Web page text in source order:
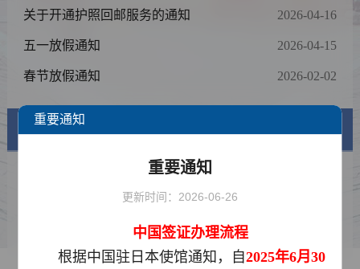
关于开通护照回邮服务的通知 2026-04-16
五一放假通知 2026-04-15
春节放假通知 2026-02-02
签证信息
签证类型及材料清单
重要通知
重要通知
更新时间：2026-06-26
中国签证办理流程
根据中国驻日本使馆通知，自2025年6月30